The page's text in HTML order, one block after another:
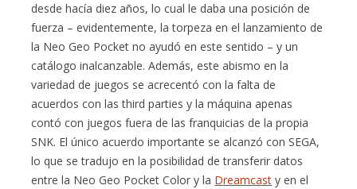
desde hacía diez años, lo cual le daba una posición de
fuerza – evidentemente, la torpeza en el lanzamiento de
la Neo Geo Pocket no ayudó en este sentido – y un
catálogo inalcanzable. Además, este abismo en la
variedad de juegos se acrecentó con la falta de
acuerdos con las third parties y la máquina apenas
contó con juegos fuera de las franquicias de la propia
SNK. El único acuerdo importante se alcanzó con SEGA,
lo que se tradujo en la posibilidad de transferir datos
entre la Neo Geo Pocket Color y la Dreamcast y en el